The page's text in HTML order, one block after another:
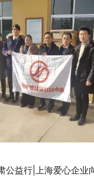
公益行|上海爱心企业